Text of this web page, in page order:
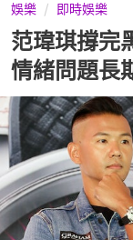
娛樂 即時娛樂
范瑋琪撐完
情緒問題長